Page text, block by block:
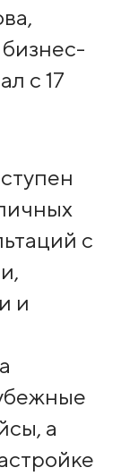
с 17
с
и
а